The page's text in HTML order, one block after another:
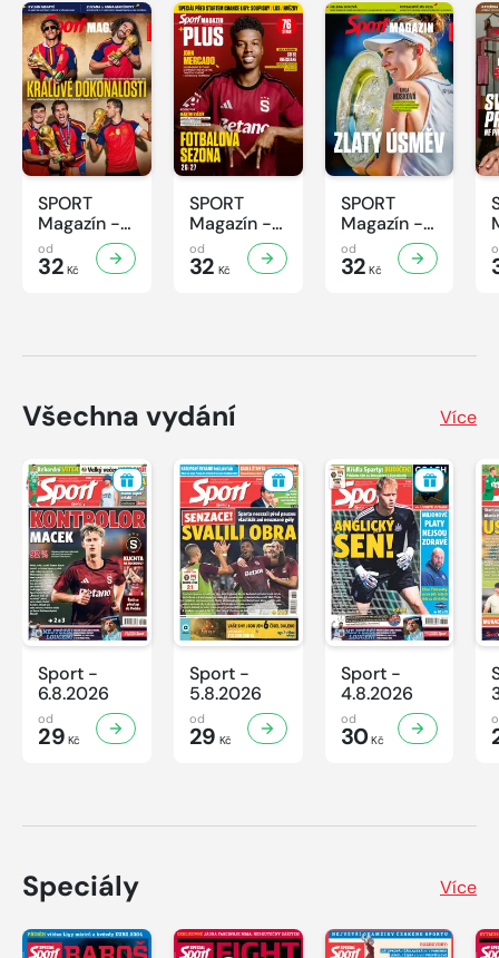
SPORT
Magazín -
31/2026
od
32 Kč
SPORT
Magazín -
30/2026
od
32 Kč
SPORT
Magazín -
29/2026
od
32 Kč
Všechna vydání Více
Sport -
6.8.2026
od
29 Kč
Sport -
5.8.2026
od
29 Kč
Sport -
4.8.2026
od
30Kč
Speciály Více